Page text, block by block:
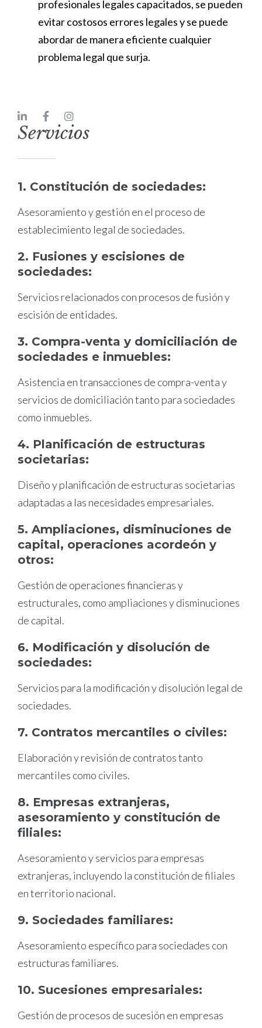
profesionales legales capacitados, se pueden
evitar costosos errores legales y se puede
abordar de manera eficiente cualquier
problema legal que surja.
Servicios
1. Constitución de sociedades:
Asesoramiento y gestión en el proceso de
establecimiento legal de sociedades.
2. Fusiones y escisiones de
sociedades:
Servicios relacionados con procesos de fusión y
escisión de entidades.
3. Compra-venta y domiciliación de
sociedades e inmuebles:
Asistencia en transacciones de compra-venta y
servicios de domiciliación tanto para sociedades
como inmuebles.
4. Planificación de estructuras
societarias:
Diseño y planificación de estructuras societarias
adaptadas a las necesidades empresariales.
5. Ampliaciones, disminuciones de
capital, operaciones acordeón y
otros:
Gestión de operaciones financieras y
estructurales, como ampliaciones y disminuciones
de capital.
6. Modificación y disolución de
sociedades:
Servicios para la modificación y disolución legal de
sociedades.
7. Contratos mercantiles o civiles:
Elaboración y revisión de contratos tanto
mercantiles como civiles.
8. Empresas extranjeras,
asesoramiento y constitución de
filiales:
Asesoramiento y servicios para empresas
extranjeras, incluyendo la constitución de filiales
en territorio nacional.
9. Sociedades familiares:
Asesoramiento específico para sociedades con
estructuras familiares.
10. Sucesiones empresariales:
Gestión de procesos de sucesión en empresas